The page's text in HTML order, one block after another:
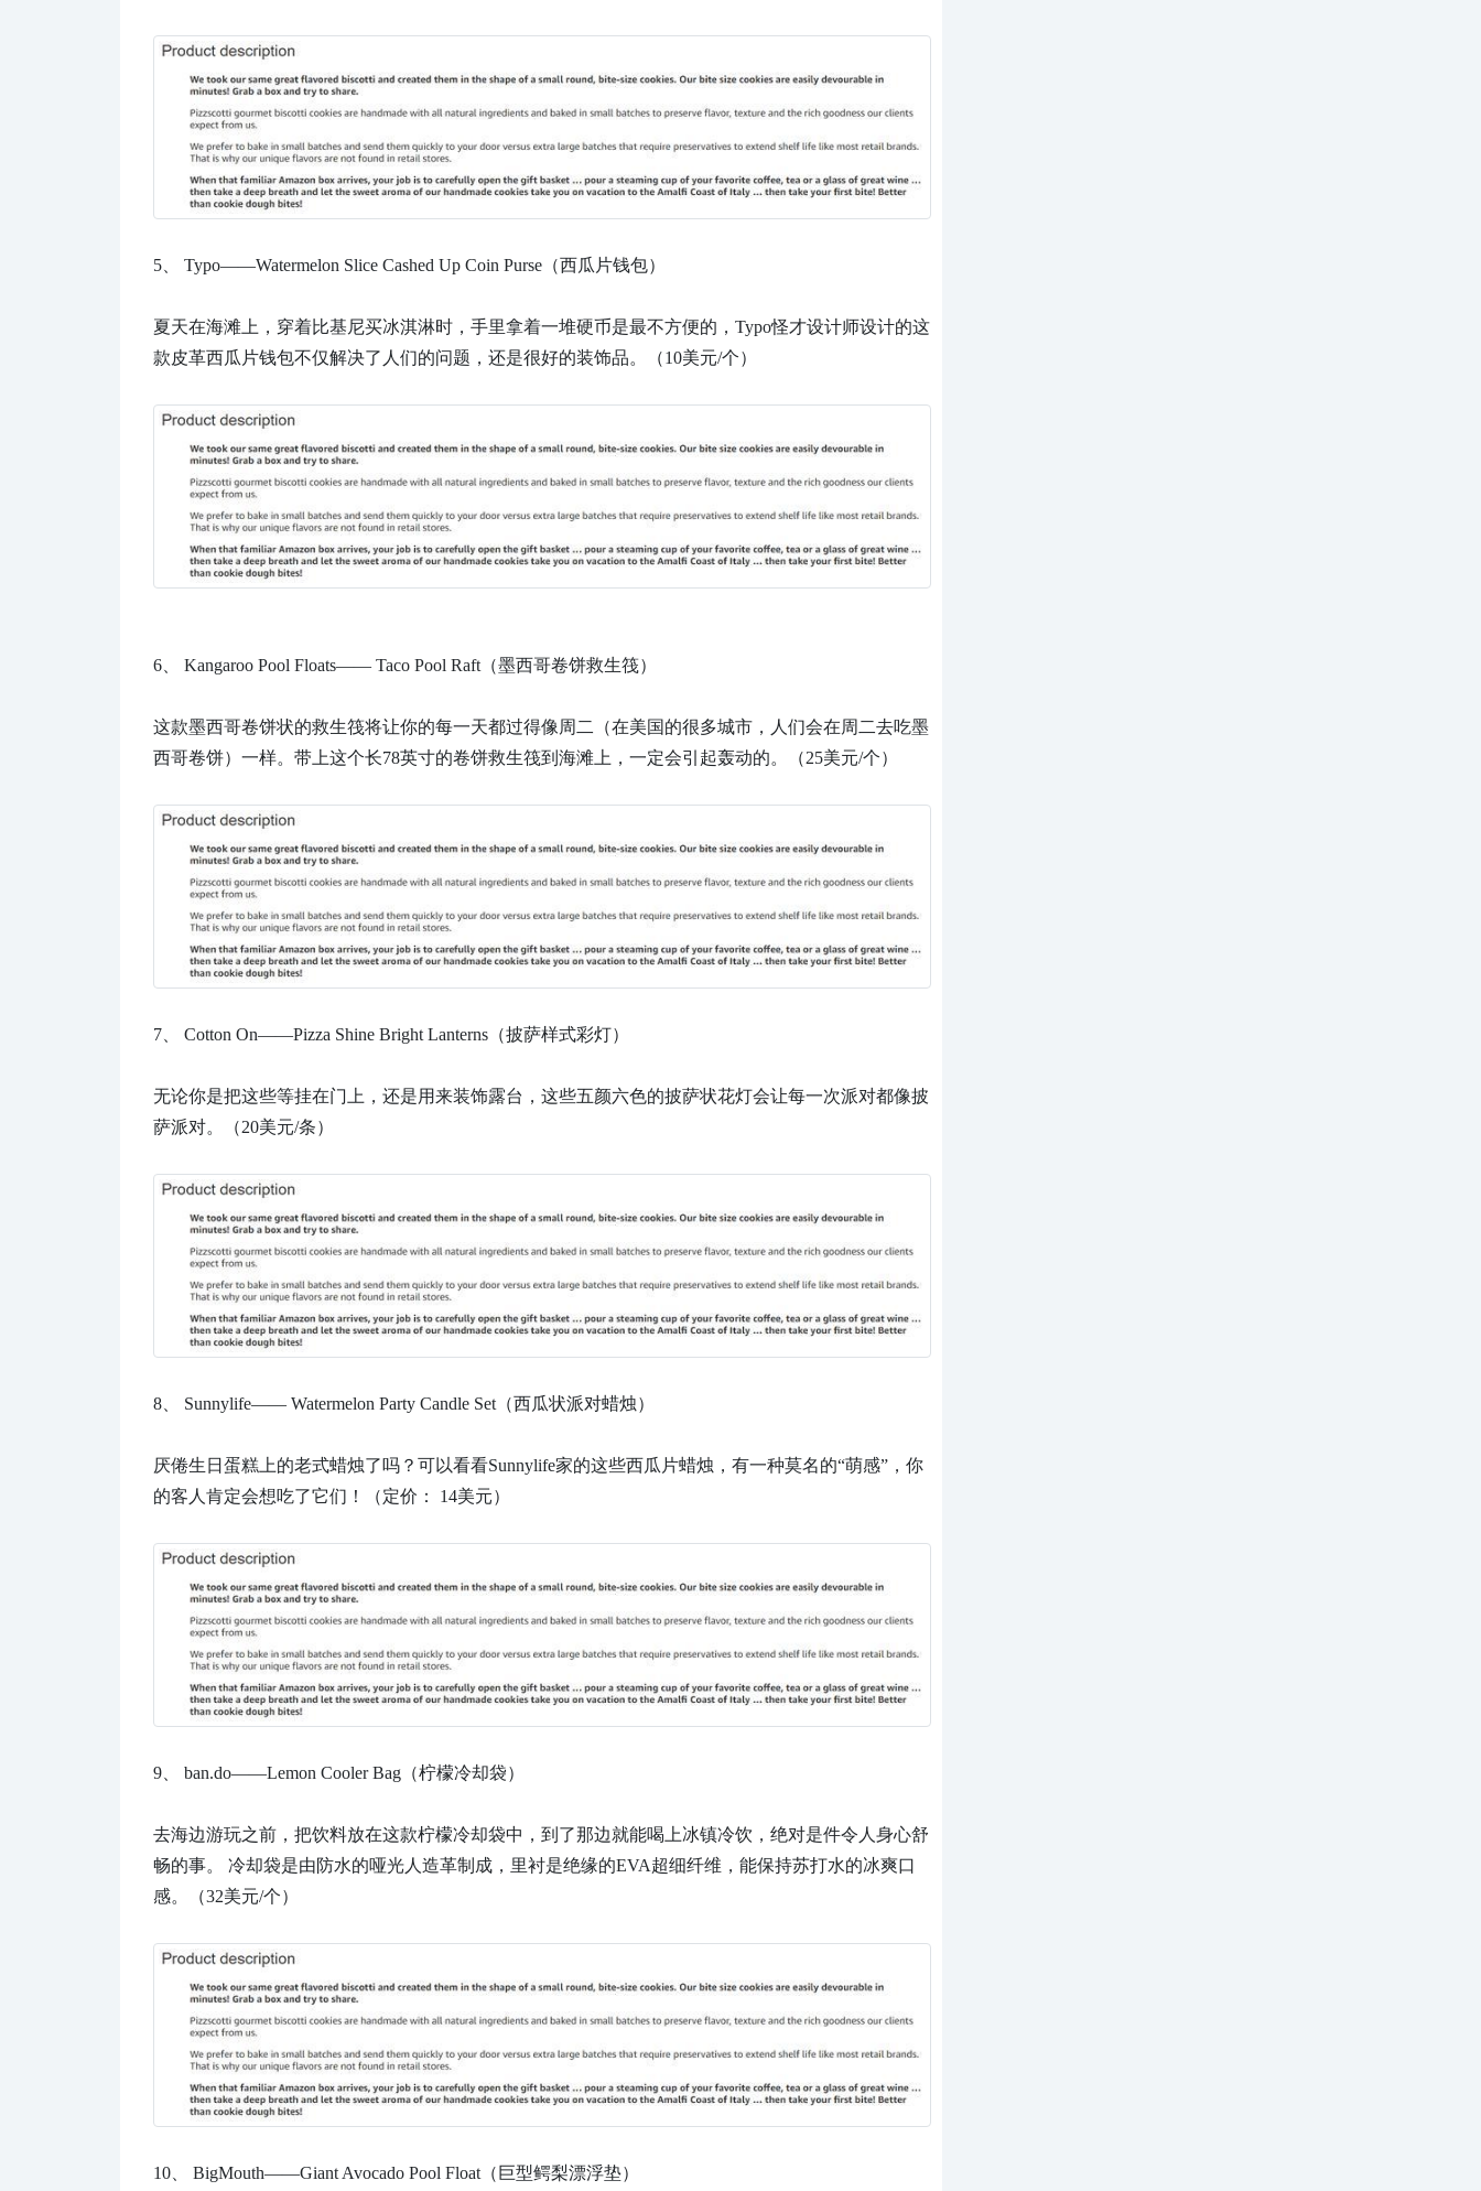
5、 Typo——Watermelon Slice Cashed Up Coin Purse（西瓜片钱包）
夏天在海滩上，穿着比基尼买冰淇淋时，手里拿着一堆硬币是最不方便的，Typo怪才设计师设计的这
款皮革西瓜片钱包不仅解决了人们的问题，还是很好的装饰品。（10美元/个）
6、 Kangaroo Pool Floats—— Taco Pool Raft（墨西哥卷饼救生筏）
这款墨西哥卷饼状的救生筏将让你的每一天都过得像周二（在美国的很多城市，人们会在周二去吃墨
西哥卷饼）一样。带上这个长78英寸的卷饼救生筏到海滩上，一定会引起轰动的。（25美元/个）
7、 Cotton On——Pizza Shine Bright Lanterns（披萨样式彩灯）
无论你是把这些等挂在门上，还是用来装饰露台，这些五颜六色的披萨状花灯会让每一次派对都像披
萨派对。（20美元/条）
8、 Sunnylife—— Watermelon Party Candle Set（西瓜状派对蜡烛）
厌倦生日蛋糕上的老式蜡烛了吗？可以看看Sunnylife家的这些西瓜片蜡烛，有一种莫名的“萌感”，你
的客人肯定会想吃了它们！（定价： 14美元）
9、 ban.do——Lemon Cooler Bag（柠檬冷却袋）
去海边游玩之前，把饮料放在这款柠檬冷却袋中，到了那边就能喝上冰镇冷饮，绝对是件令人身心舒
畅的事。 冷却袋是由防水的哑光人造革制成，里衬是绝缘的EVA超细纤维，能保持苏打水的冰爽口
感。（32美元/个）
10、 BigMouth——Giant Avocado Pool Float（巨型鳄梨漂浮垫）